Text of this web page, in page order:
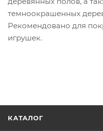
темноокрашенных
Рекомендовано для
игрушек.
КАТАЛОГ